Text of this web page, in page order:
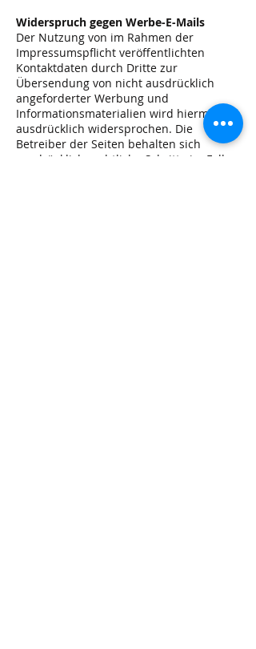
Widerspruch gegen Werbe-E-Mails
Der Nutzung von im Rahmen der
Impressumspflicht veröffentlichten
Kontaktdaten durch Dritte zur
Übersendung von nicht ausdrücklich
angeforderter Werbung und
Informationsmaterialien wird hiermit
ausdrücklich widersprochen. Die
Betreiber der Seiten behalten sich
ausdrücklich rechtliche Schritte im Falle